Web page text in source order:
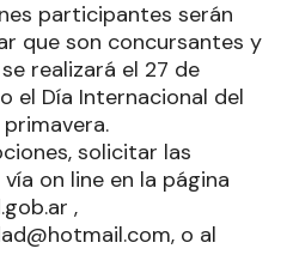
participantes serán
que son concursantes y
realizará el 27 de
el Día Internacional del
solicitar las
on line en la página
,
o al